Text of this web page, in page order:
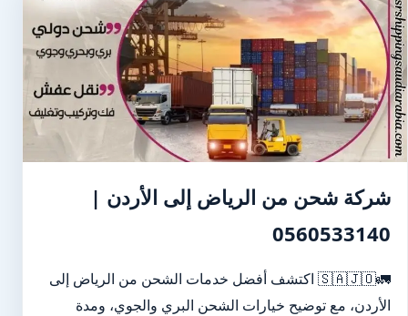
شركة شحن من الرياض إلى الأردن |
0560533140
🚛🇸🇦🇯🇴 اكتشف أفضل خدمات الشحن من الرياض إلى
الأردن، مع توضيح خيارات الشحن البري والجوي، ومدة